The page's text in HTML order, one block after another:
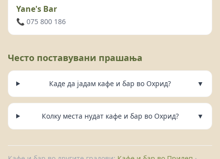
Yane's Bar
📞 075 800 186
Често поставувани прашања
Каде да јадам кафе и бар во Охрид? ▼
Колку места нудат кафе и бар во Охрид? ▼